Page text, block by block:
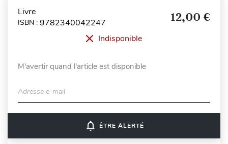
Livre
ISBN : 9782340042247 12,00 €
Indisponible
M'avertir quand l'article est disponible
Adresse e-mail
notifications_none ÊTRE ALERTÉ